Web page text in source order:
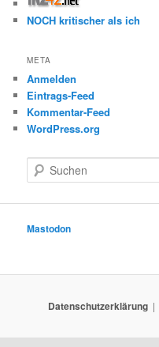
NOCH kritischer als ich
META
Anmelden
Eintrags-Feed
Kommentar-Feed
WordPress.org
u
e
Mastodon
Datenschutzerklärung